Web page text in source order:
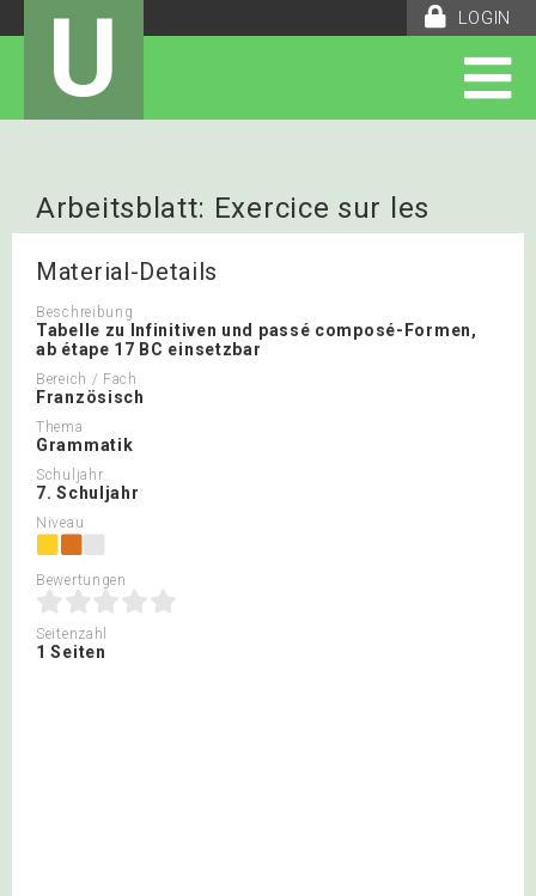
LOGIN
U
Arbeitsblatt: Exercice sur les
infinitifs et le passé composö
Material-Details
Beschreibung
Tabelle zu Infinitiven und passé composé-Formen,
ab étape 17 BC einsetzbar
Bereich / Fach
Französisch
Thema
Grammatik
Schuljahr
7. Schuljahr
Niveau
Bewertungen
Seitenzahl
1 Seiten